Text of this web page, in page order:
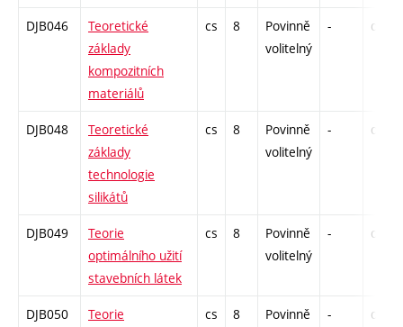
DJB046
Teoretické
základy
kompozitních
materiálů
cs 8
Povinně
volitelný
- drzk
DJB048
Teoretické
základy
technologie
silikátů
cs 8
Povinně
volitelný
- drzk
DJB049
Teorie
optimálního užití
stavebních látek
cs 8
Povinně
volitelný
- drzk
DJB050
Teorie
cs 8
Povinně
- drzk